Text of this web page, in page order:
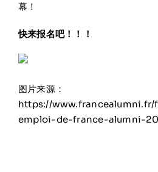
学校新闻
幕！
快来报名吧！！！
图片来源：
https://
emploi-de-france-alumni-